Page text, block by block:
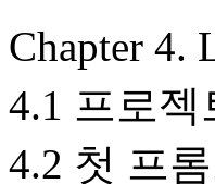
Chapter 4.
4.1 프로
4.2 첫 프